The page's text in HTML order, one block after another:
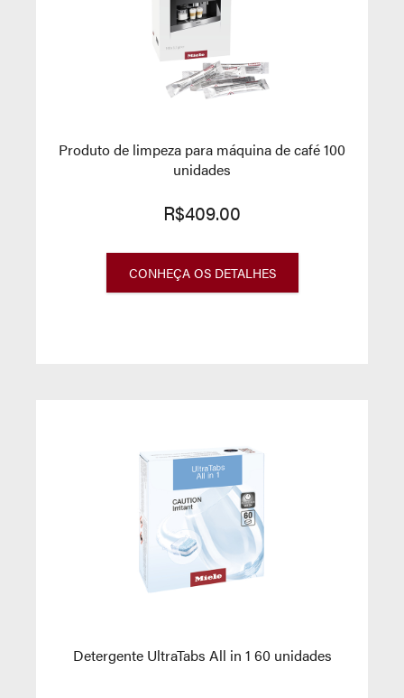
Produto de limpeza para máquina de café 100
unidades
R$409.00
CONHEÇA OS DETALHES
Detergente UltraTabs All in 1 60 unidades